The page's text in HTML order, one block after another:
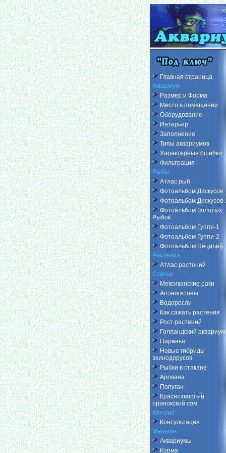
Главная страница
Аквариум
Размер и Форма
Место в помещении
Оборудование
Интерьер
Заполнение
Типы аквариумов
Характерные ошибки
Фильтрация
Рыбы
Атлас рыб
Фотоальбом Дискусов
Фотоальбом
Фотоальбом Золотых
Рыбок
Фотоальбом Гуппи-1
Фотоальбом Гуппи-2
Фотоальбом Пецилий
Растения
Атлас растений
Статьи
Мексиканские раки
Апоногетоны
Водоросли
Как сажать растения
Рост растений
Голландский аквариум
Пиранья
Новые гибриды
эхинодорусов
Рыбки в стакане
Арована
Попугаи
Краснохвостый
оринокский сом
Контакт
Консультация
Магазин
Аквариумы
Корма